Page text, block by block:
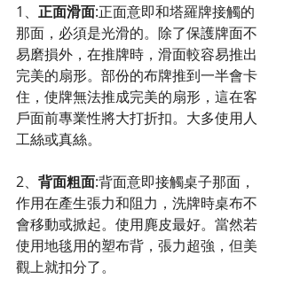
1、 正面滑面:正面意即和塔羅牌接觸的
那面，必須是光滑的。除了保護牌面不
易磨損外，在推牌時，滑面較容易推出
完美的扇形。部份的布牌推到一半會卡
住，使牌無法推成完美的扇形，這在客
戶面前專業性將大打折扣。大多使用人
工絲或真絲。
2、 背面粗面:背面意即接觸桌子那面，
作用在產生張力和阻力，洗牌時桌布不
會移動或掀起。使用麂皮最好。當然若
使用地毯用的塑布背，張力超強，但美
觀上就扣分了。